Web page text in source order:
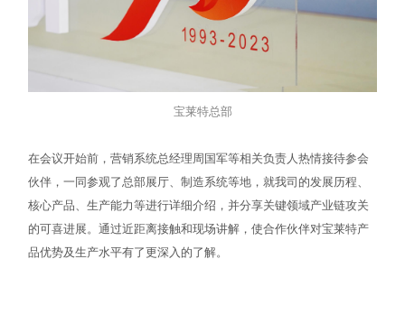
宝莱特总部
在会议开始前，营销系统总经理周国军等相关负责人热情接待参会
伙伴，一同参观了总部展厅、制造系统等地，就我司的发展历程、
核心产品、生产能力等进行详细介绍，并分享关键领域产业链攻关
的可喜进展。通过近距离接触和现场讲解，使合作伙伴对宝莱特产
品优势及生产水平有了更深入的了解。